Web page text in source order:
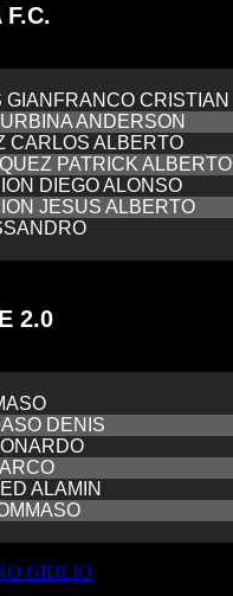
F.C.
CRISTIAN
ANDERSON
CARLOS ALBERTO
PATRICK ALBERTO
DIEGO ALONSO
JESUS ALBERTO
2.0
DENIS
ALAMIN
GIULIO